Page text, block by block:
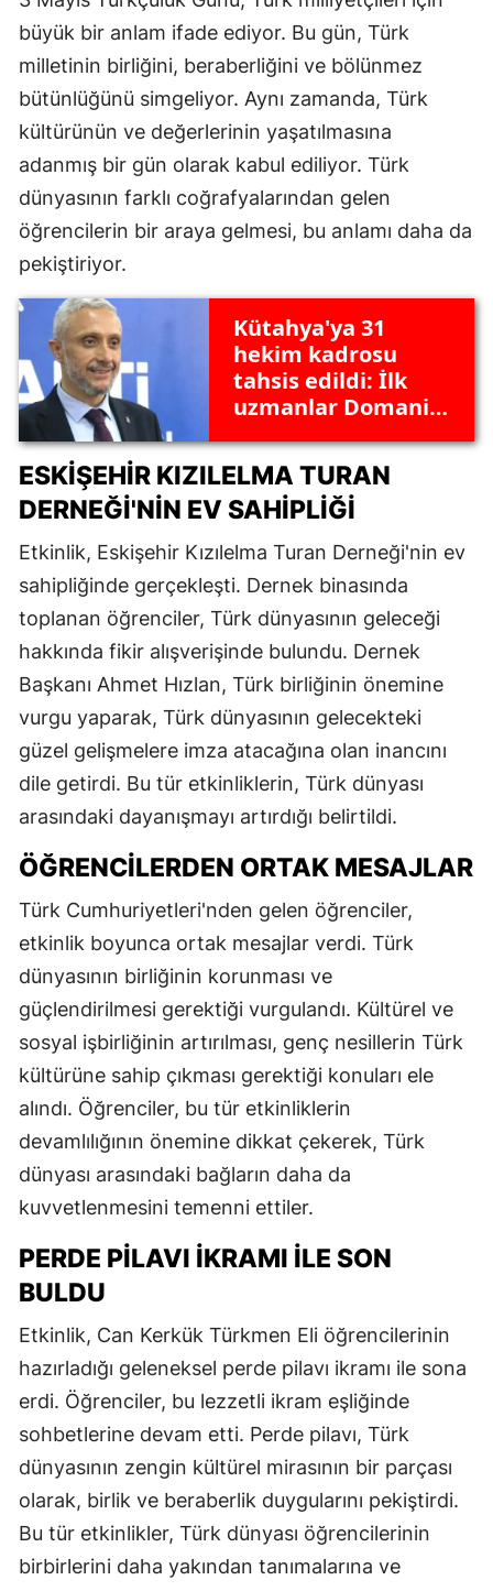
büyük bir anlam ifade ediyor. Bu gün, Türk
milletinin birliğini, beraberliğini ve bölünmez
bütünlüğünü simgeliyor. Aynı zamanda, Türk
kültürünün ve değerlerinin yaşatılmasına
adanmış bir gün olarak kabul ediliyor. Türk
dünyasının farklı coğrafyalarından gelen
öğrencilerin bir araya gelmesi, bu anlamı daha da
pekiştiriyor.
Kütahya'ya 31
hekim kadrosu
tahsis edildi: İlk
uzmanlar Domaniç
ESKIŞEHIR KIZILELMA TURAN
DERNEĞI'NIN EV SAHIPLIĞI
Etkinlik, Eskişehir Kızılelma Turan Derneği'nin ev
sahipliğinde gerçekleşti. Dernek binasında
toplanan öğrenciler, Türk dünyasının geleceği
hakkında fikir alışverişinde bulundu. Dernek
Başkanı Ahmet Hızlan, Türk birliğinin önemine
vurgu yaparak, Türk dünyasının gelecekteki
güzel gelişmelere imza atacağına olan inancını
dile getirdi. Bu tür etkinliklerin, Türk dünyası
arasındaki dayanışmayı artırdığı belirtildi.
ÖĞRENCILERDEN ORTAK MESAJLAR
Türk Cumhuriyetleri'nden gelen öğrenciler,
etkinlik boyunca ortak mesajlar verdi. Türk
dünyasının birliğinin korunması ve
güçlendirilmesi gerektiği vurgulandı. Kültürel ve
sosyal işbirliğinin artırılması, genç nesillerin Türk
kültürüne sahip çıkması gerektiği konuları ele
alındı. Öğrenciler, bu tür etkinliklerin
devamlılığının önemine dikkat çekerek, Türk
dünyası arasındaki bağların daha da
kuvvetlenmesini temenni ettiler.
PERDE PILAVI İKRAMI ILE SON
BULDU
Etkinlik, Can Kerkük Türkmen Eli öğrencilerinin
hazırladığı geleneksel perde pilavı ikramı ile sona
erdi. Öğrenciler, bu lezzetli ikram eşliğinde
sohbetlerine devam etti. Perde pilavı, Türk
dünyasının zengin kültürel mirasının bir parçası
olarak, birlik ve beraberlik duygularını pekiştirdi.
Bu tür etkinlikler, Türk dünyası öğrencilerinin
birbirlerini daha yakından tanımalarına ve